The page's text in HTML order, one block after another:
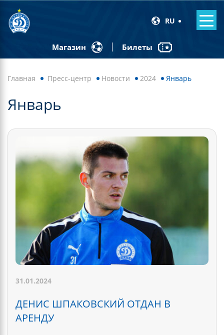
RU
Магазин Билеты
Главная Пресс-центр Новости 2024 Январь
Январь
31.01.2024
ДЕНИС ШПАКОВСКИЙ ОТДАН В
АРЕНДУ